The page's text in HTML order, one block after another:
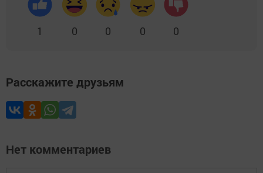
1 0 0 0 0
Расскажите друзьям
Нет комментариев